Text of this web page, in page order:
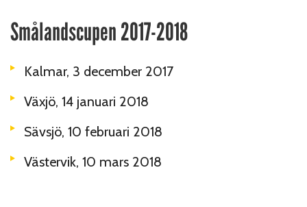
Smålandscupen 2017-2018
Kalmar, 3 december 2017
Växjö, 14 januari 2018
Sävsjö, 10 februari 2018
Västervik, 10 mars 2018